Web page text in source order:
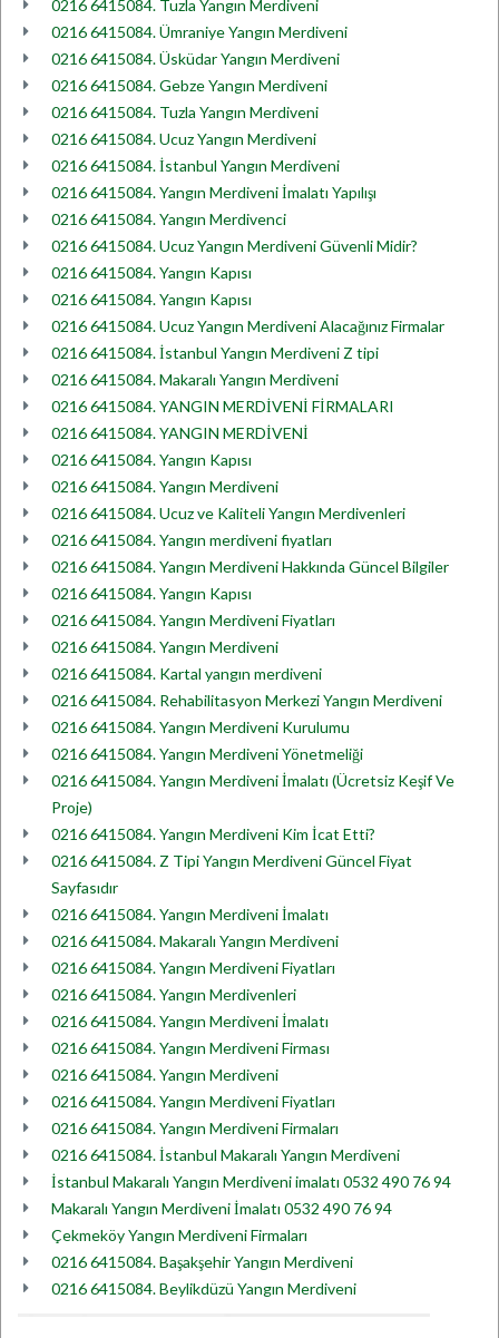
0216 6415084. Tuzla Yangın Merdiveni
0216 6415084. Ümraniye Yangın Merdiveni
0216 6415084. Üsküdar Yangın Merdiveni
0216 6415084. Gebze Yangın Merdiveni
0216 6415084. Tuzla Yangın Merdiveni
0216 6415084. Ucuz Yangın Merdiveni
0216 6415084. İstanbul Yangın Merdiveni
0216 6415084. Yangın Merdiveni İmalatı Yapılışı
0216 6415084. Yangın Merdivenci
0216 6415084. Ucuz Yangın Merdiveni Güvenli Midir?
0216 6415084. Yangın Kapısı
0216 6415084. Yangın Kapısı
0216 6415084. Ucuz Yangın Merdiveni Alacağınız Firmalar
0216 6415084. İstanbul Yangın Merdiveni Z tipi
0216 6415084. Makaralı Yangın Merdiveni
0216 6415084. YANGIN MERDİVENİ FİRMALARI
0216 6415084. YANGIN MERDİVENİ
0216 6415084. Yangın Kapısı
0216 6415084. Yangın Merdiveni
0216 6415084. Ucuz ve Kaliteli Yangın Merdivenleri
0216 6415084. Yangın merdiveni fiyatları
0216 6415084. Yangın Merdiveni Hakkında Güncel Bilgiler
0216 6415084. Yangın Kapısı
0216 6415084. Yangın Merdiveni Fiyatları
0216 6415084. Yangın Merdiveni
0216 6415084. Kartal yangın merdiveni
0216 6415084. Rehabilitasyon Merkezi Yangın Merdiveni
0216 6415084. Yangın Merdiveni Kurulumu
0216 6415084. Yangın Merdiveni Yönetmeliği
0216 6415084. Yangın Merdiveni İmalatı (Ücretsiz Keşif Ve
Proje)
0216 6415084. Yangın Merdiveni Kim İcat Etti?
0216 6415084. Z Tipi Yangın Merdiveni Güncel Fiyat
Sayfasıdır
0216 6415084. Yangın Merdiveni İmalatı
0216 6415084. Makaralı Yangın Merdiveni
0216 6415084. Yangın Merdiveni Fiyatları
0216 6415084. Yangın Merdivenleri
0216 6415084. Yangın Merdiveni İmalatı
0216 6415084. Yangın Merdiveni Firması
0216 6415084. Yangın Merdiveni
0216 6415084. Yangın Merdiveni Fiyatları
0216 6415084. Yangın Merdiveni Firmaları
0216 6415084. İstanbul Makaralı Yangın Merdiveni
İstanbul Makaralı Yangın Merdiveni imalatı 0532 490 76 94
Makaralı Yangın Merdiveni İmalatı 0532 490 76 94
Çekmeköy Yangın Merdiveni Firmaları
0216 6415084. Başakşehir Yangın Merdiveni
0216 6415084. Beylikdüzü Yangın Merdiveni